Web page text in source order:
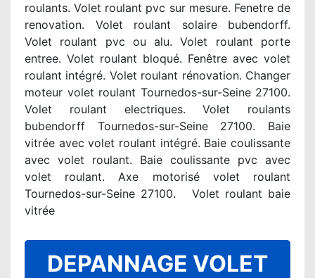
roulants. Volet roulant pvc sur mesure. Fenetre de
renovation. Volet roulant solaire bubendorff.
Volet roulant pvc ou alu. Volet roulant porte
entree. Volet roulant bloqué. Fenêtre avec volet
roulant intégré. Volet roulant rénovation. Changer
moteur volet roulant Tournedos-sur-Seine 27100.
Volet roulant electriques. Volet roulants
bubendorff Tournedos-sur-Seine 27100. Baie
vitrée avec volet roulant intégré. Baie coulissante
avec volet roulant. Baie coulissante pvc avec
volet roulant. Axe motorisé volet roulant
Tournedos-sur-Seine 27100. Volet roulant baie
vitrée
DEPANNAGE VOLET